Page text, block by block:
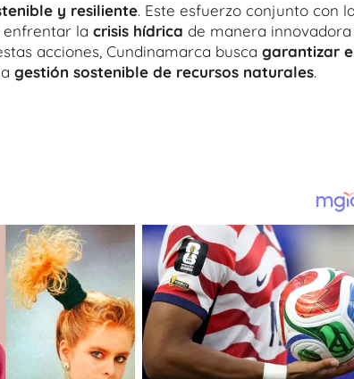
y resiliente. Este esfuerzo conjunto con
enfrentar la crisis hídrica de manera
acciones, Cundinamarca busca garantizar
gestión sostenible de recursos naturales.